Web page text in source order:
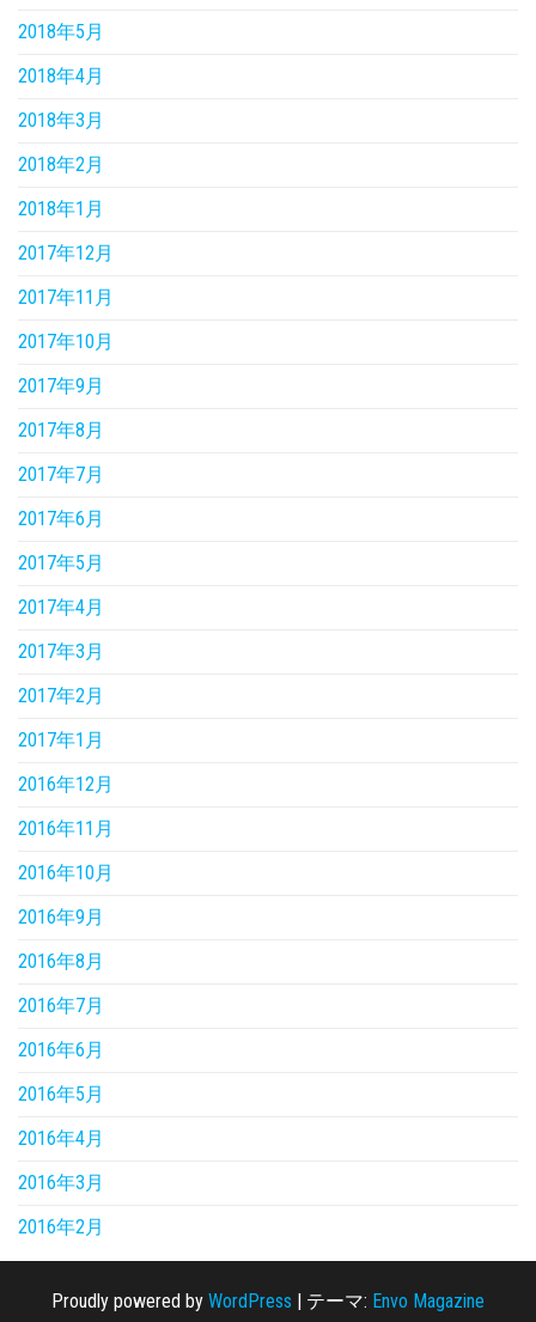
2018年5月
2018年4月
2018年3月
2018年2月
2018年1月
2017年12月
2017年11月
2017年10月
2017年9月
2017年8月
2017年7月
2017年6月
2017年5月
2017年4月
2017年3月
2017年2月
2017年1月
2016年12月
2016年11月
2016年10月
2016年9月
2016年8月
2016年7月
2016年6月
2016年5月
2016年4月
2016年3月
2016年2月
Proudly powered by WordPress | テーマ: Envo Magazine